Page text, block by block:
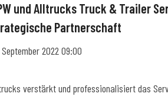
und Alltrucks Truck & Trailer
Partnerschaft
September 2022 09:00
verstärkt und professionalisiert das